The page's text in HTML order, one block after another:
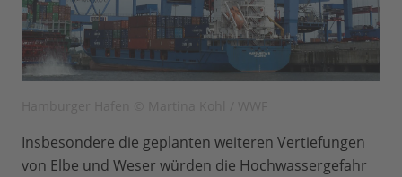
Insbesondere die geplanten weiteren Vertiefungen
von Elbe und Weser würden die Hochwassergefahr